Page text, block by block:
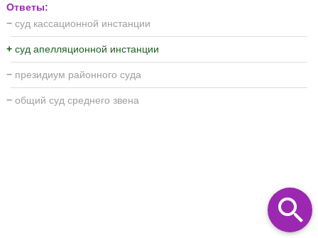
Ответы:
− суд кассационной инстанции
+ суд апелляционной инстанции
− президиум районного суда
− общий суд среднего звена